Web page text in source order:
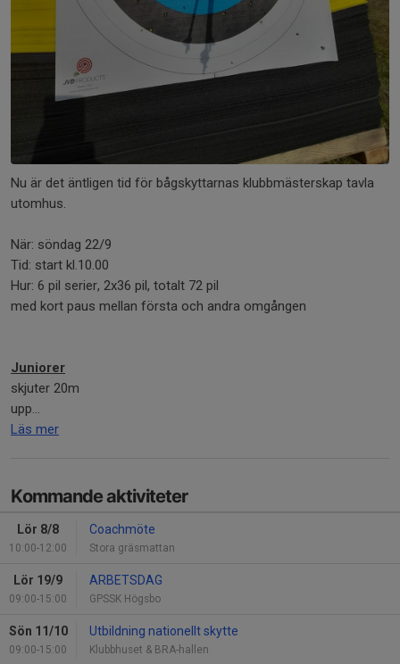
Nu är det äntligen tid för bågskyttarnas klubbmästerskap tavla
utomhus.
När: söndag 22/9
Tid: start kl.10.00
Hur: 6 pil serier, 2x36 pil, totalt 72 pil
med kort paus mellan första och andra omgången
Juniorer
skjuter 20m
upp...
Läs mer
Kommande aktiviteter
Lör 8/8
10:00-12:00
Coachmöte
Stora gräsmattan
Lör 19/9
09:00-15:00
ARBETSDAG
GPSSK Högsbo
Sön 11/10
09:00-15:00
Utbildning nationellt skytte
Klubbhuset & BRA-hallen